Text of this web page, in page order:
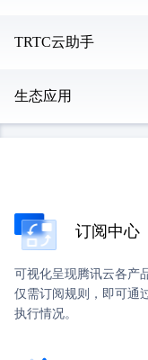
基于云架构的可视
从安全、可靠、
依托于腾讯云多
践，在线为您提
容量监测
基于云架构将节点和
议，助您实现资源使
收集与分析容量
提供资源分配优
混沌演练
通过云架构发起高
业务稳定性，助力您
预案管理
TRTC云助手
生态应用
订阅中心
可视化呈现腾讯云各产
仅需订阅规则，即可通
执行情况。